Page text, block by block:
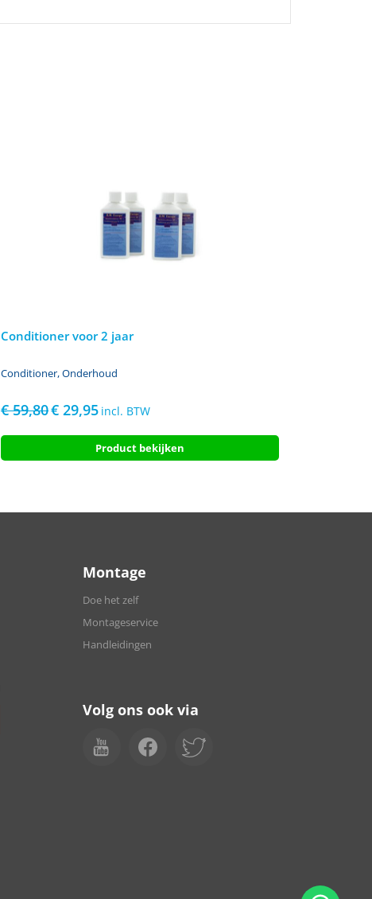
Conditioner voor 2 jaar
Conditioner,Onderhoud
€59,80Oorspronkelijke
was:
€29,95Huidige
is:
€ 29,95.
incl. BTW
Product bekijken
Montage
Doe het zelf
Montageservice
Handleidingen
Volg ons ook via